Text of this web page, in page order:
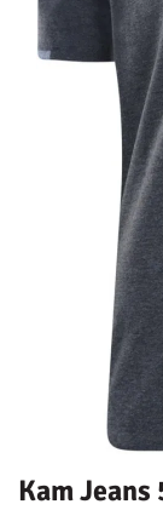
Kam